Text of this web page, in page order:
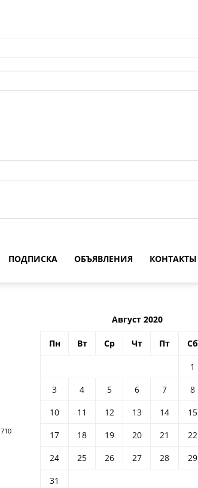
ПОДПИСКА ОБЪЯВЛЕНИЯ КОНТАКТЫ
710
Август 2020
Пн Вт Ср Чт Пт Сб
1
3
4 5 6 7 8
10
11 12 13 14 15
17
18 19 20 21 22
24
25 26 27 28 29
31